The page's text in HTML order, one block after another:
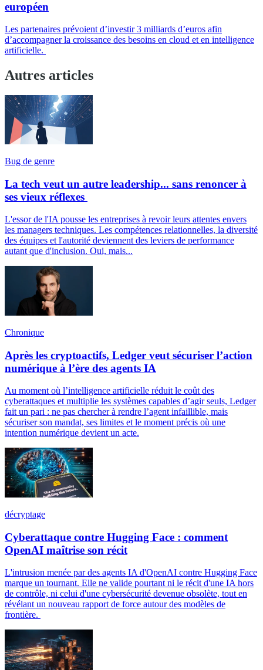
européen
Les partenaires prévoient d’investir 3 milliards d’euros afin
d’accompagner la croissance des besoins en cloud et en intelligence
artificielle.
Autres articles
Bug de genre
La tech veut un autre leadership... sans renoncer à
ses vieux réflexes
L'essor de l'IA pousse les entreprises à revoir leurs attentes envers
les managers techniques. Les compétences relationnelles, la diversité
des équipes et l'autorité deviennent des leviers de performance
autant que d'inclusion. Oui, mais...
Chronique
Après les cryptoactifs, Ledger veut sécuriser l’action
numérique à l’ère des agents IA
Au moment où l’intelligence artificielle réduit le coût des
cyberattaques et multiplie les systèmes capables d’agir seuls, Ledger
fait un pari : ne pas chercher à rendre l’agent infaillible, mais
sécuriser son mandat, ses limites et le moment précis où une
intention numérique devient un acte.
décryptage
Cyberattaque contre Hugging Face : comment
OpenAI maîtrise son récit
L'intrusion menée par des agents IA d'OpenAI contre Hugging Face
marque un tournant. Elle ne valide pourtant ni le récit d'une IA hors
de contrôle, ni celui d'une cybersécurité devenue obsolète, tout en
révélant un nouveau rapport de force autour des modèles de
frontière.